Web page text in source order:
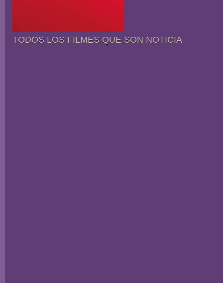
TODOS LOS FILMES QUE SON NOTICIA